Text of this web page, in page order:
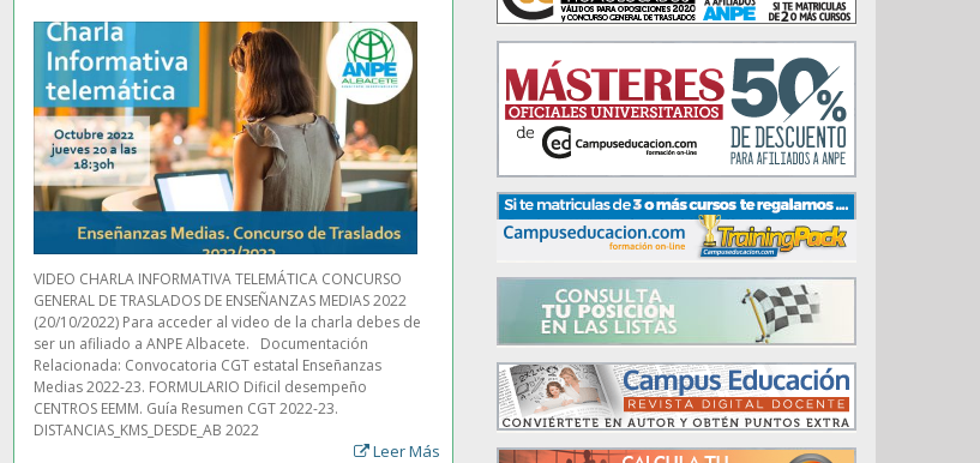
VIDEO CHARLA INFORMATIVA TELEMÁTICA CONCURSO
GENERAL DE TRASLADOS DE ENSEÑANZAS MEDIAS 2022
(20/10/2022) Para acceder al video de la charla debes de
ser un afiliado a ANPE Albacete. Documentación
Relacionada: Convocatoria CGT estatal Enseñanzas
Medias 2022-23. FORMULARIO Dificil desempeño
CENTROS EEMM. Guía Resumen CGT 2022-23.
DISTANCIAS_KMS_DESDE_AB 2022
Leer Más